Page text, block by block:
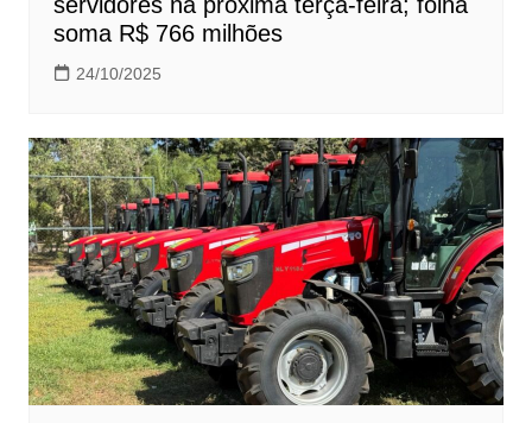
soma R$ 766 milhões
24/10/2025